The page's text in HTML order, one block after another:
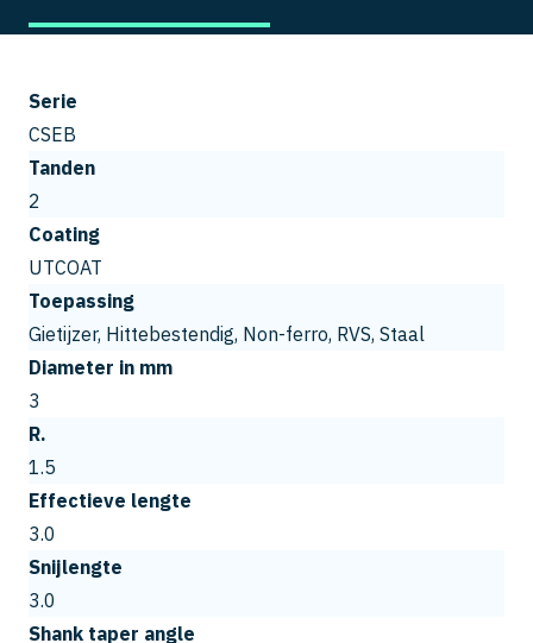
Serie
CSEB
Tanden
2
Coating
UTCOAT
Toepassing
Gietijzer, Hittebestendig, Non-ferro, RVS, Staal
Diameter in mm
3
R.
1.5
Effectieve lengte
3.0
Snijlengte
3.0
Shank taper angle